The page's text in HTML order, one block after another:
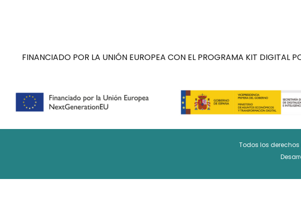
FINANCIADO POR LA UNIÓN EUROPEA CON EL PROGRAMA KIT DIGITAL
Todos los